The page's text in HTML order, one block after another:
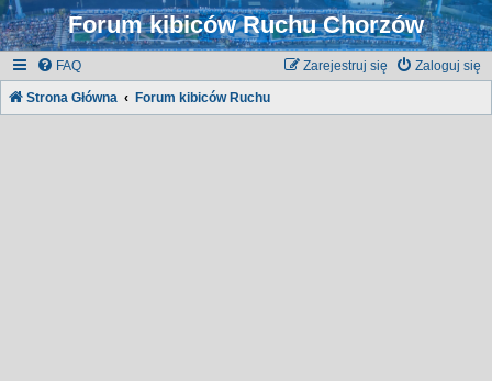
Forum kibiców Ruchu Chorzów
FAQ Zaloguj się
Zarejestruj się
Strona Główna Forum kibiców Ruchu